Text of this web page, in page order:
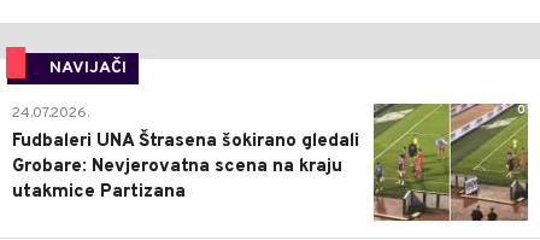
NAVIJAČI
0
24.07.2026.
Fudbaleri UNA Štrasena šokirano gledali
Grobare: Nevjerovatna scena na kraju
utakmice Partizana